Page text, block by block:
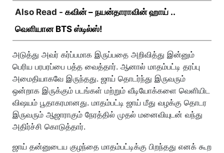
Also Read - கவின் – நயன்தாராவின் ஹாய் ..
வெளியான BTS ஸ்டில்ஸ்!
அடுத்து அவர் கர்ப்பமாக இருப்பதை அறிவித்து இன்னும்
பெரிய பரபரப்பை பத்த வைத்தார். ஆனால் மாதம்பட்டி தரப்பு
அமைதியாகவே இருந்தது. ஜாய் தொடர்ந்து இருவரும்
ஒன்றாக இருக்கும் படங்கள் மற்றும் வீடியோக்களை வெளியிட
விஷயம் பூதாகரமானது. மாதம்பட்டி ஜாய் மீது வழக்கு தொடர
இருவரும் ஆஜாராகும் நேரத்தில் முதல் மனைவியுடன் வந்து
அதிர்ச்சி கொடுத்தார்.
ஜாய் தன்னுடைய குழந்தை மாதம்பட்டிக்கு பிறந்தது எனக் கூற